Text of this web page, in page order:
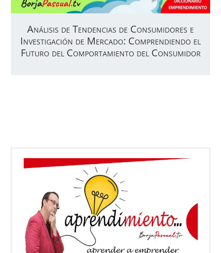
Análisis de Tendencias de Consumidores e
Investigación de Mercado: Comprendiendo el
Futuro del Comportamiento del Consumidor